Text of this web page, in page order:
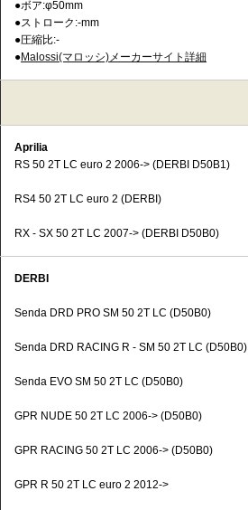
●ボア:φ50mm
●ストローク:-mm
●圧縮比:-
●Malossi(マロッシ)メーカーサイト詳細
Aprilia
RS 50 2T LC euro 2 2006-> (DERBI D50B1)
RS4 50 2T LC euro 2 (DERBI)
RX - SX 50 2T LC 2007-> (DERBI D50B0)
DERBI
Senda DRD PRO SM 50 2T LC (D50B0)
Senda DRD RACING R - SM 50 2T LC (D50B0)
Senda EVO SM 50 2T LC (D50B0)
GPR NUDE 50 2T LC 2006-> (D50B0)
GPR RACING 50 2T LC 2006-> (D50B0)
GPR R 50 2T LC euro 2 2012->